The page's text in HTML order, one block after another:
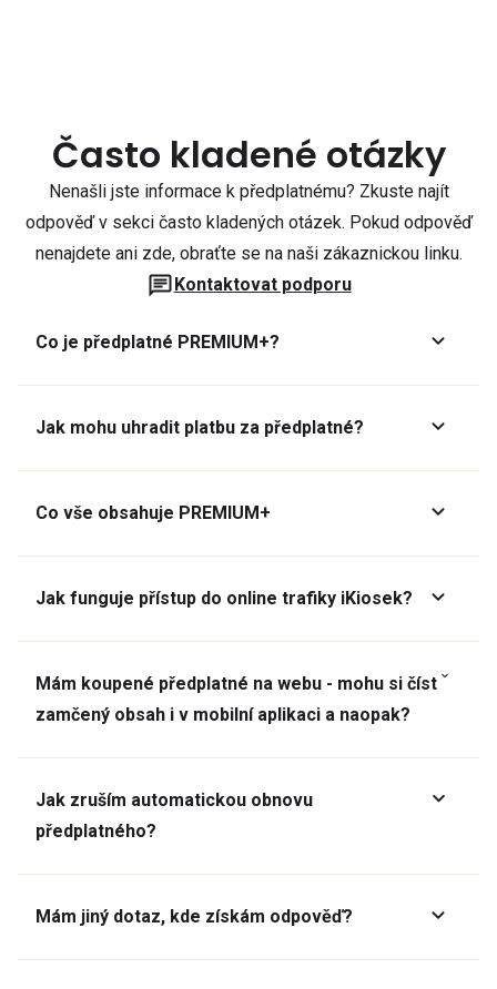
Často kladené otázky
Nenašli jste informace k předplatnému? Zkuste najít
odpověď v sekci často kladených otázek. Pokud odpověď
nenajdete ani zde, obraťte se na naši zákaznickou linku.
Kontaktovat podporu
Co je předplatné PREMIUM+?
Jak mohu uhradit platbu za předplatné?
Co vše obsahuje PREMIUM+
Jak funguje přístup do online trafiky iKiosek?
Mám koupené předplatné na webu - mohu si číst
zamčený obsah i v mobilní aplikaci a naopak?
Jak zruším automatickou obnovu
předplatného?
Mám jiný dotaz, kde získám odpověď?